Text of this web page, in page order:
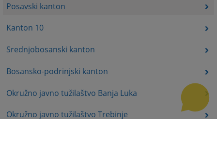
Posavski kanton
Kanton 10
Srednjobosanski kanton
Bosansko-podrinjski kanton
Okružno javno tužilaštvo Banja Luka
Okružno javno tužilaštvo Trebinje